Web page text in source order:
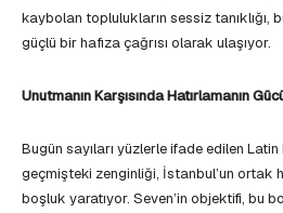
kaybolan toplulukların sessiz tanıklığı,
güçlü bir hafıza çağrısı olarak ulaşıyor.
Unutmanın Karşısında Hatırlamanın
Bugün sayıları yüzlerle ifade edilen
geçmişteki zenginliği, İstanbul’un ortak
boşluk yaratıyor. Seven’in objektifi, bu